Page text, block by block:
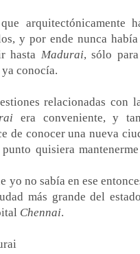
arquitectónicamente
y por ende nunca
hasta Madurai, sólo
conocía.
relacionadas con
era conveniente, y
de conocer una nueva
quisiera
yo no sabía en ese
más grande del
Chennai.